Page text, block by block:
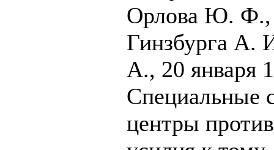
Орлова Ю. Ф.,
Гинзбурга А.
А., 20 января
Специальные
центры